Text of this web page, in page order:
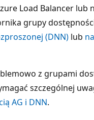
Load Balancer lub
grupy
(DNN) lub
z grupami
szczególnej
AG i DNN.